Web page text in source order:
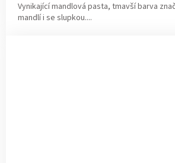
Vynikající mandlová pasta, tmavší barva
mandlí i se slupkou....